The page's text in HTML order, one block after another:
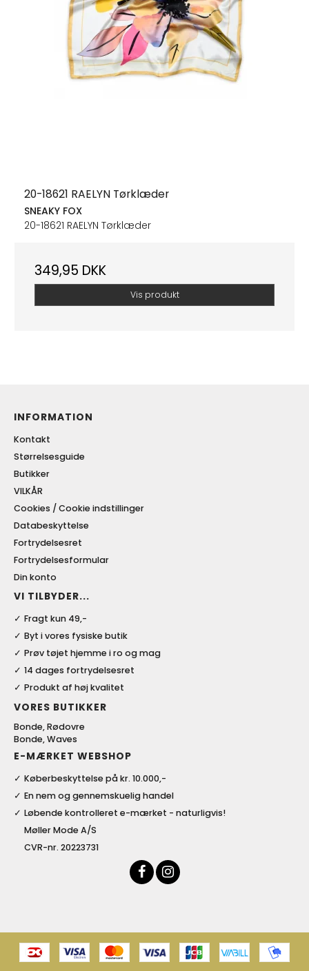
20-18621 RAELYN Tørklæder
SNEAKY FOX
20-18621 RAELYN Tørklæder
349,95 DKK
Vis produkt
INFORMATION
Kontakt
Størrelsesguide
Butikker
VILKÅR
Cookies / Cookie indstillinger
Databeskyttelse
Fortrydelsesret
Fortrydelsesformular
Din konto
VI TILBYDER...
Fragt kun 49,-
Byt i vores fysiske butik
Prøv tøjet hjemme i ro og mag
14 dages fortrydelsesret
Produkt af høj kvalitet
VORES BUTIKKER
Bonde, Rødovre
Bonde, Waves
E-MÆRKET WEBSHOP
Køberbeskyttelse på kr. 10.000,-
En nem og gennemskuelig handel
Løbende kontrolleret e-mærket - naturligvis!
Møller Mode A/S
CVR-nr. 20223731